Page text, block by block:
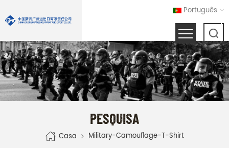
Português
PESQUISA
Casa Military-Camouflage-T-Shirt